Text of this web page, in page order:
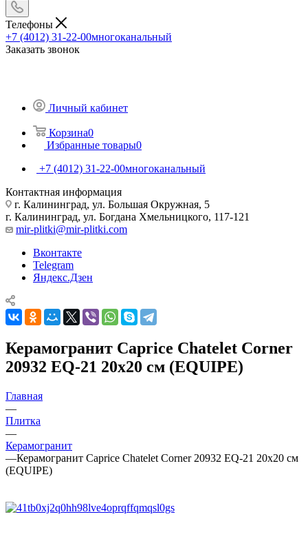
Телефоны
+7 (4012) 31-22-00многоканальный
Заказать звонок
Личный кабинет
Корзина0
Избранные товары0
+7 (4012) 31-22-00многоканальный
Контактная информация
г. Калининград, ул. Большая Окружная, 5
г. Калининград, ул. Богдана Хмельницкого, 117-121
mir-plitki@mir-plitki.com
Вконтакте
Telegram
Яндекс.Дзен
Керамогранит Caprice Chatelet Corner
20932 EQ-21 20x20 см (EQUIPE)
Главная
—
Плитка
—
Керамогранит
—Керамогранит Caprice Chatelet Corner 20932 EQ-21 20x20 см
(EQUIPE)